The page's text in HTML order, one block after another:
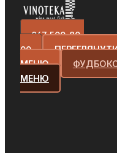
067-500-80-
00
МЕНЮ
МЕНЮ